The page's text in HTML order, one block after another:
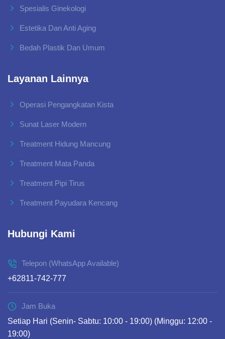
Spesialis Ginekologi
Estetika Dan Anti Aging
Bedah Plastik Dan Umum
Layanan Lainnya
Operasi Pengangkatan Kista
Sunat Laser Modern
Treatment Hidung Mancung
Treatment Mata Panda
Treatment Pipi Tirus
Treatment Payudara Kencang
Hubungi Kami
Telepon (WhatsApp Available)
+62811-742-777
Jam Buka
Setiap Hari (Senin- Sabtu: 10:00 - 19:00) (Minggu: 12:00 -
19:00)